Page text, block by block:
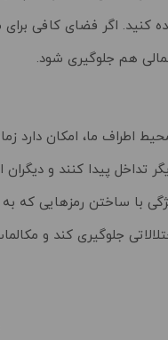
کنید. اگر فضای کافی
هم جلوگیری شود.
اطراف ما، امکان دارد
تداخل پیدا کنند و
با ساختن رمزهایی که
جلوگیری کند و